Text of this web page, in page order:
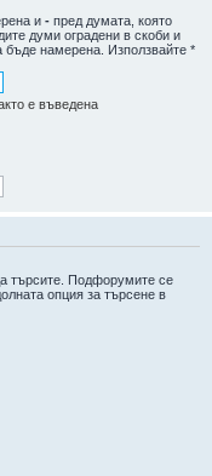
и - пред думата, която
думи оградени в скоби и
бъде намерена. Използвайте *
е въведена
търсите. Подфорумите се
опция за търсене в